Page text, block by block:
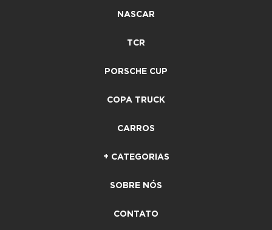
NASCAR
TCR
PORSCHE CUP
COPA TRUCK
CARROS
+ CATEGORIAS
SOBRE NÓS
CONTATO